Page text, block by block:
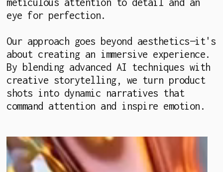
eye for perfection.
Our approach goes beyond aesthetics—it' s
about creating an immersive experience.
By blending advanced AI techniques with
creative storytelling, we turn product
shots into dynamic narratives that
command attention and inspi re emotion .